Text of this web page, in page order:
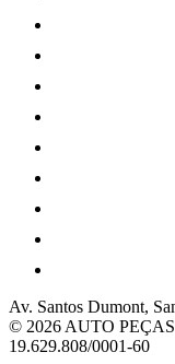
Av. Santos Dumont,
© 2026 AUTO
19.629.808/0001-60